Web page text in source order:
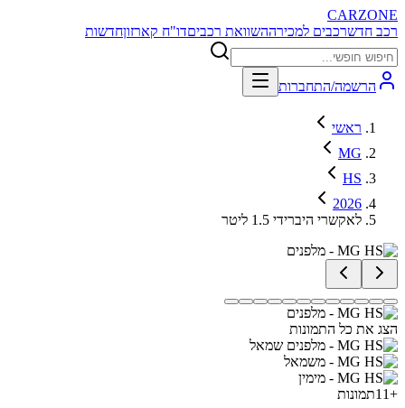
CARZONE
רכב חדשרכבים למכירההשוואת רכביםדו"ח קארזוןחדשות
הרשמה/התחברות
ראשי
MG
HS
2026
לאקשרי היברידי 1.5 ליטר
הצג את כל התמונות
+
11תמונות